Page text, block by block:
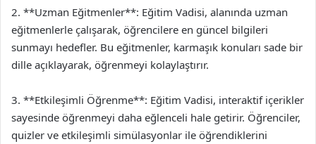
2. **Uzman Eğitmenler**: Eğitim Vadisi, alanında uzman
eğitmenlerle çalışarak, öğrencilere en güncel bilgileri
sunmayı hedefler. Bu eğitmenler, karmaşık konuları sade bir
dille açıklayarak, öğrenmeyi kolaylaştırır.
3. **Etkileşimli Öğrenme**: Eğitim Vadisi, interaktif içerikler
sayesinde öğrenmeyi daha eğlenceli hale getirir. Öğrenciler,
quizler ve etkileşimli simülasyonlar ile öğrendiklerini